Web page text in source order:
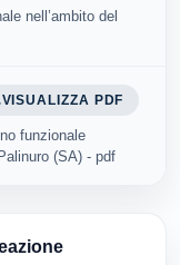
nell’ambito del
VISUALIZZA PDF
funzionale
(SA) - pdf